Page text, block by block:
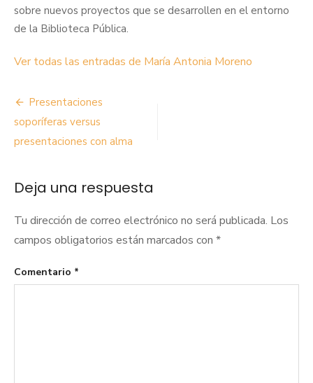
sobre nuevos proyectos que se desarrollen en el entorno
de la Biblioteca Pública.
Ver todas las entradas de María Antonia Moreno
Navegación
de
entradas
Presentaciones
soporíferas versus
presentaciones con alma
Deja una respuesta
Tu dirección de correo electrónico no será publicada. Los
campos obligatorios están marcados con *
Comentario *